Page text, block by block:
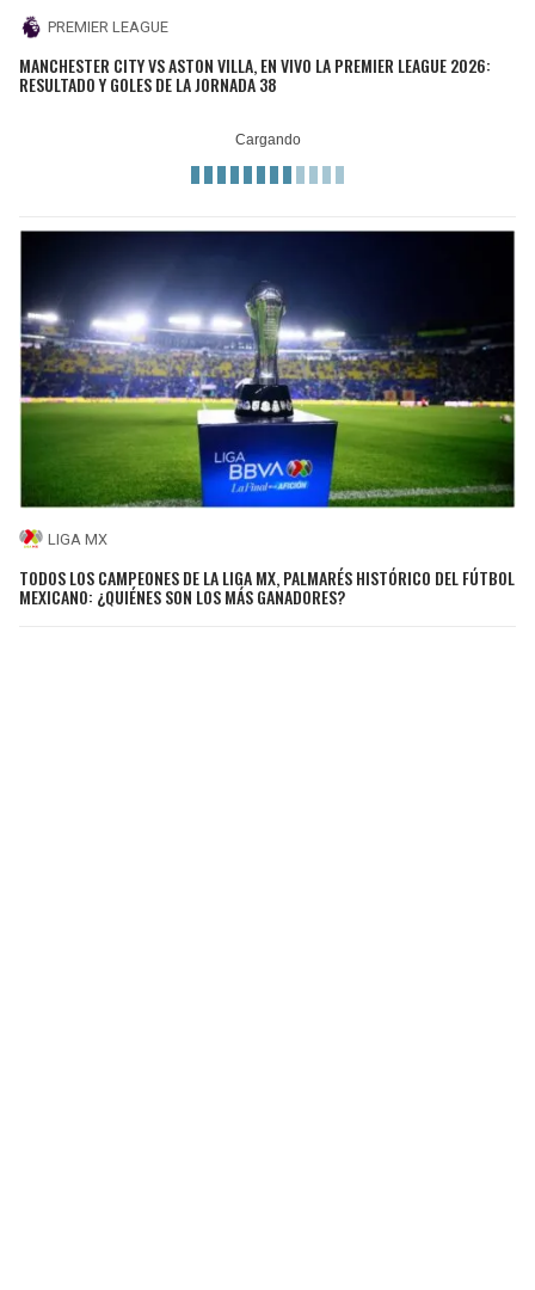
PREMIER LEAGUE
MANCHESTER CITY VS ASTON VILLA, EN VIVO LA PREMIER LEAGUE 2026:
RESULTADO Y GOLES DE LA JORNADA 38
LIGA MX
TODOS LOS CAMPEONES DE LA LIGA MX, PALMARÉS HISTÓRICO DEL FÚTBOL
MEXICANO: ¿QUIÉNES SON LOS MÁS GANADORES?